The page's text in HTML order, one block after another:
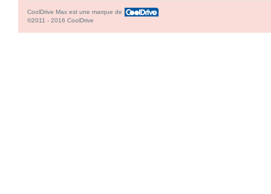
CoolDrive Max est une marque de
©2011 - 2016 CoolDrive